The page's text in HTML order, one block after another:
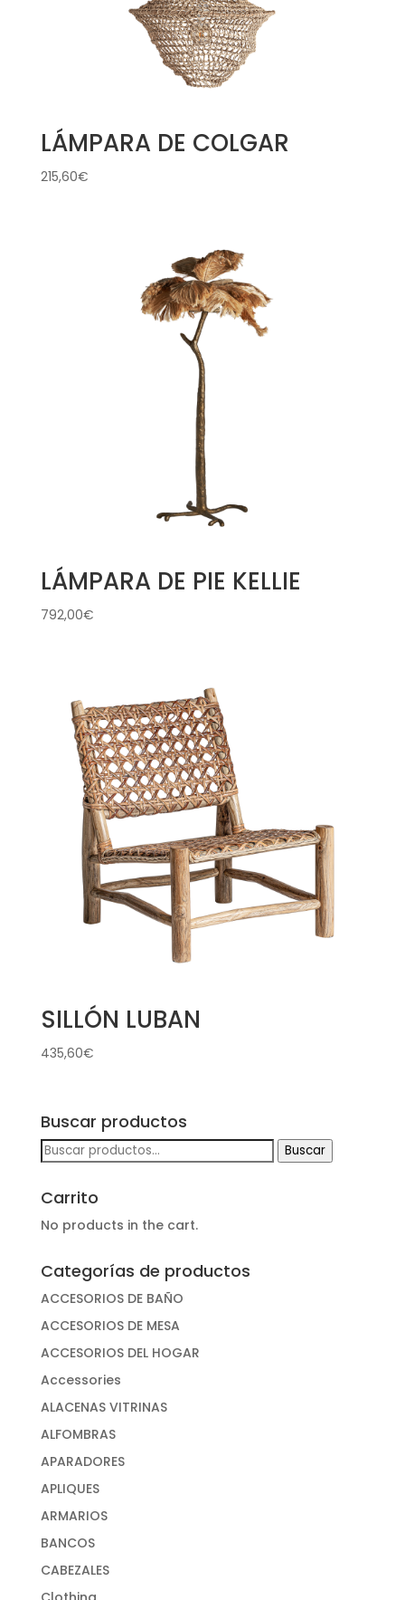
LÁMPARA DE COLGAR
215,60€
LÁMPARA DE PIE KELLIE
792,00€
SILLÓN LUBAN
435,60€
Buscar productos
Buscar
por:
Buscar
Carrito
No products in the cart.
Categorías de productos
ACCESORIOS DE BAÑO
ACCESORIOS DE MESA
ACCESORIOS DEL HOGAR
Accessories
ALACENAS VITRINAS
ALFOMBRAS
APARADORES
APLIQUES
ARMARIOS
BANCOS
CABEZALES